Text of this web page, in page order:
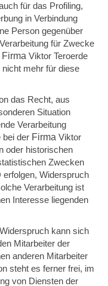
für das Profiling,
in Verbindung
Person gegenüber
für Zwecke
Firma Viktor Teroerde
mehr für diese
das Recht, aus
Situation
Verarbeitung
bei der Firma Viktor
oder historischen
Zwecken
Widerspruch
Verarbeitung ist
Interesse liegenden
kann sich
Mitarbeiter der
anderen Mitarbeiter
steht es ferner frei, im
von Diensten der